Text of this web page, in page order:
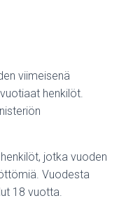
viimeisenä
henkilöt.
jotka vuoden
Vuodesta
18 vuotta.